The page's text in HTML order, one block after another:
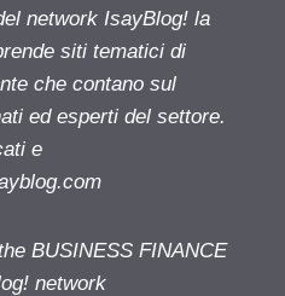
network IsayBlog! la
siti tematici di
che contano sul
ed esperti del settore.
e
BUSINESS FINANCE
network